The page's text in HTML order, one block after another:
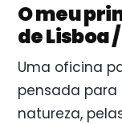
O meu
de Lisboa
Uma oficina
pensada
natureza,